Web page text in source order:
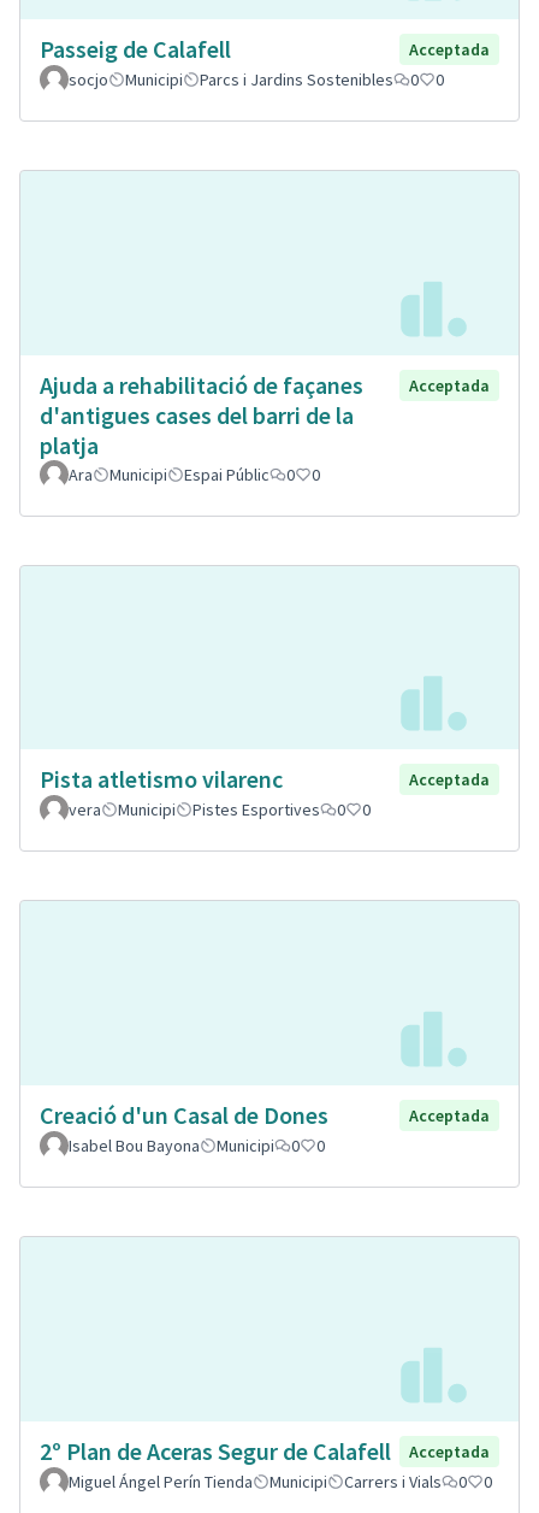
Passeig de Calafell
Acceptada
socjo
Municipi Parcs i Jardins Sostenibles 0 0
Ajuda a rehabilitació de façanes
d'antigues cases del barri de la
platja
Acceptada
Ara Municipi Espai Públic 0 0
Pista atletismo vilarenc
Acceptada
vera
Municipi Pistes Esportives 0 0
Creació d'un Casal de Dones
Acceptada
Isabel Bou Bayona
Municipi 0 0
2º Plan de Aceras Segur de Calafell
Acceptada
Miguel Ángel Perín Tienda
Municipi Carrers i Vials 0 0